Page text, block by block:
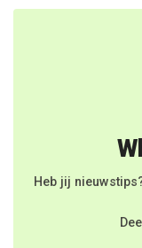
Heb jij